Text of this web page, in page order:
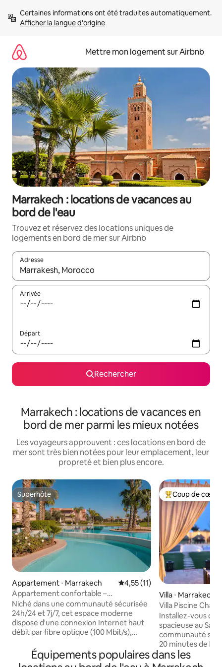
directement
Afficher la langue d'origine
Mettre mon logement sur Airbnb
Marrakech : locations de vacances au
bord de l'eau
Trouvez et réservez des locations uniques de
logements en bord de mer sur Airbnb
Adresse
Lorsque les résultats s'affichent, utilisez les flèches vers le
Arrivée
Départ
Rechercher
Marrakech : locations de vacances en
bord de mer parmi les mieux notées
Les voyageurs approuvent : ces locations en bord de
mer sont très bien notées pour leur emplacement, leur
propreté et bien plus encore.
Superhôte
Superhôte
Appartement ⋅ Marrakech Évaluation moyenne sur la
4,55 (11)
Appartement confortable –
Prestigia Opale / Piscine et golf
Niché dans une communauté sécurisée
24h/24 et 7j/7, cet espace moderne
dispose d'une connexion Internet haut
débit par fibre optique (100 Mbit/s),
d'une terrasse privée. Profitez d'un
accès direct à la piscine, parfait pour se
Coups de cœur
Coup de cœur
Villa ⋅ Marrakech
Villa Piscine
Vue Atlas
Installez-vous
spacieuse au
communauté
20 minutes de
ville. Dans cette villa en bord de golf avec
plusieurs
Équipements populaires dans les